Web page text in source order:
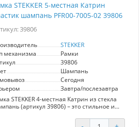
как для бытовых, так и для
помещений. Благодаря
дизайну и высокому качеству
STEKKER, эта рамка станет
выбором для создания уютной
в вашем доме или офисе.
STEKKER 5-местная Катрин
шампань PFR00-7005-02 39806
39806
STEKKER
механизма
Рамки
39806
Шампань
Сегодня
Завтра/послезавтра
STEKKER 4-местная Катрин из стекла
(артикул 39806) – это стильное и
интерьера. Это изделие создано для